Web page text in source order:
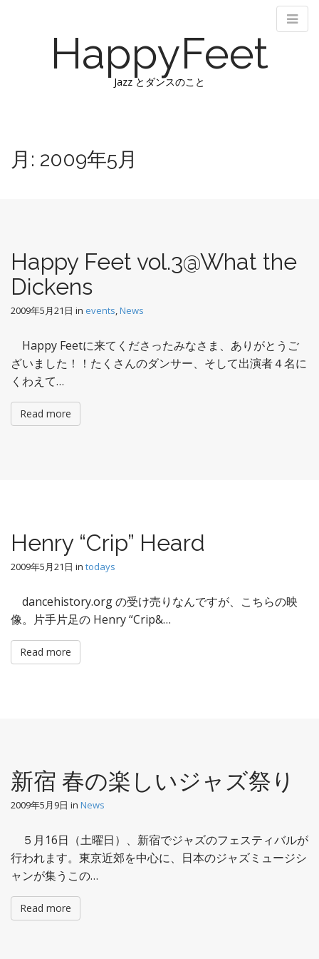
HappyFeet
Jazz とダンスのこと
n
p
t
t
e
n
t
月: 2009年5月
Happy Feet vol.3@What the
Dickens
2009年5月21日 in events,News
Happy Feetに来てくださったみなさま、ありがとうご
ざいました！！たくさんのダンサー、そして出演者４名に
くわえて…
Read more
Henry “Crip” Heard
2009年5月21日 in todays
dancehistory.org の受け売りなんですが、こちらの映
像。片手片足の Henry “Crip&…
Read more
新宿 春の楽しいジャズ祭り
2009年5月9日 in News
５月16日（土曜日）、新宿でジャズのフェスティバルが
行われます。東京近郊を中心に、日本のジャズミュージシ
ャンが集うこの…
Read more